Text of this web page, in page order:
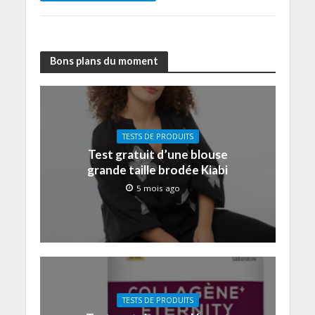
Bons plans du moment
TESTS DE PRODUITS
Test gratuit d’une blouse
grande taille brodée Kiabi
5 mois ago
TESTS DE PRODUITS